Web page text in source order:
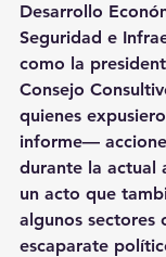
Desarrollo
Seguridad e
como la
Consejo
quienes
informe—
durante la actual
un acto que
algunos sectores
escaparate